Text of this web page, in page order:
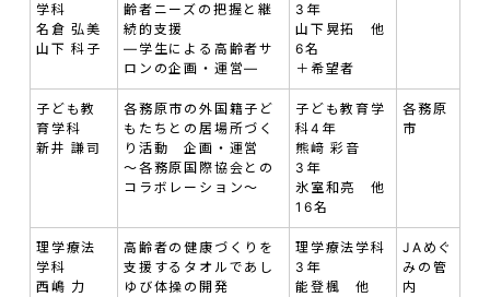
学科
名倉 弘美
山下 科子
齢者ニーズの把握と継
続的支援
—学生による高齢者サ
ロンの企画・運営—
3年
山下晃拓 他
6名
＋希望者
子ども教
育学科
新井 謙司
各務原市の外国籍子ど
もたちとの居場所づく
り活動 企画・運営
～各務原国際協会との
コラボレーション～
子ども教育学
科4年
熊﨑 彩音
3年
氷室和亮 他
16名
各務原
市
理学療法
学科
西嶋 力
高齢者の健康づくりを
支援するタオルであし
ゆび体操の開発
理学療法学科
3年
能登楓 他
JAめぐ
みの管
内